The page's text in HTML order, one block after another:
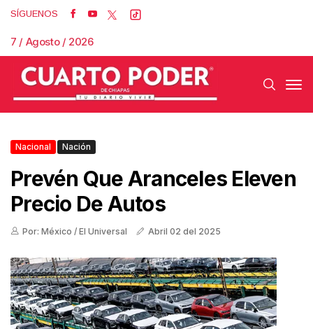
SÍGUENOS
7 / Agosto / 2026
Nacional Nación
Prevén Que Aranceles Eleven
Precio De Autos
Por: México / El Universal Abril 02 del 2025